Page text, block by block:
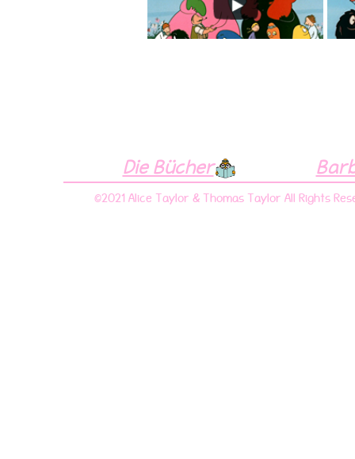
Die Bücher
©2021 Alice Taylor & Thomas Taylor All Rights